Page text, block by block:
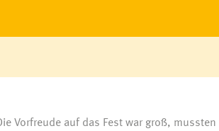
Vorfreude auf das Fest war groß,